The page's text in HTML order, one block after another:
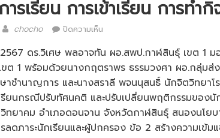
ารเรียน การเข้าเรียน การทำ
Author
chocho ปิดความเห็น
พล
ทัน
ผอ.สพป.กาฬสินธุ์
เขต
1
หมาย
ดร.วิเศษ พลอาจทัน ผอ.สพป.กาฬสินธุ์ เขต 1
ต 1 พร้อมด้วยนางกฤตราพร ธรรมวงศา ผอ.กลุ่มส่
าชำนาญการ และนางสราลี พจนนุสนธิ์ นักจิตวิทยาโ
ยนกรณีปรับทัศนคติ และปรับเปลี่ยนพฤติกรรมของนัก
ทยาคม อำเภอดอนจาน จังหวัดกาฬสินธุ์ สนองนโยบ
ดภาระนักเรียนและผู้ปกครอง ข้อ 2 สร้างความเข้ม